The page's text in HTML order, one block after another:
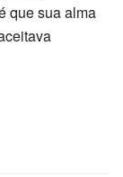
que sua alma